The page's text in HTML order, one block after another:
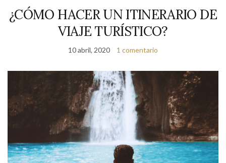
¿CÓMO HACER UN ITINERARIO DE
VIAJE TURÍSTICO?
10 abril, 2020 1 comentario